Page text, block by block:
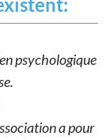
psychologique
a pour